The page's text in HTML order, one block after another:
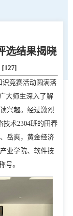
选结果揭晓
[127]
识竞赛活动圆满落
大师生深入了解
兴趣。经过激烈
技术2304班的田春
岳爽，黄金经济
业学院、软件技
号。